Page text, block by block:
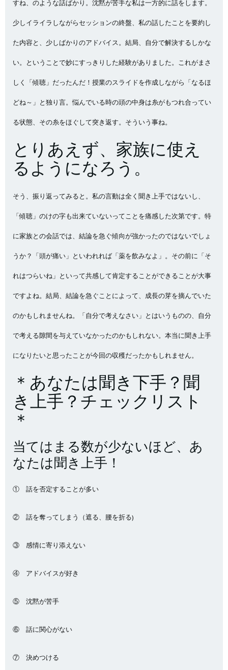
すね、のような話ばかり。沈黙が苦手な私は一方的に話をします。
少しイライラしながらセッションの終盤、私の話したことを要約し
た内容と、少しばかりのアドバイス。結局、自分で解決するしかな
い。ということで妙にすっきりした経験がありました。これがまさ
しく「傾聴」だったんだ！授業のスライドを作成しながら「なるほ
どね～」と独り言。悩んでいる時の頭の中身は糸がもつれ合ってい
る状態、その糸をほぐして突き返す。そういう事ね。
とりあえず、家族に使え
るようになろう。
そう、振り返ってみると。私の言動は全く聞き上手ではないし、
「傾聴」のけの字も出来ていないってことを痛感した次第です。特
に家族との会話では、結論を急ぐ傾向が強かったのではないでしょ
うか？「頭が痛い」といわれれば「薬を飲みなよ」。その前に「そ
れはつらいね」といって共感して肯定することができることが大事
ですよね。結局、結論を急ぐことによって、成長の芽を摘んでいた
のかもしれませんね。「自分で考えなさい」とはいうものの、自分
で考える隙間を与えていなかったのかもしれない。本当に聞き上手
になりたいと思ったことが今回の収穫だったかもしれません。
＊あなたは聞き下手？聞
き上手？チェックリスト
＊
当てはまる数が少ないほど、あ
なたは聞き上手！
① 話を否定することが多い
② 話を奪ってしまう（遮る、腰を折る)
③ 感情に寄り添えない
④ アドバイスが好き
⑤ 沈黙が苦手
⑥ 話に関心がない
⑦ 決めつける